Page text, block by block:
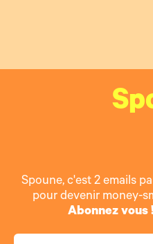
Spoune, c'est 2 emails
pour devenir money-
Abonnez vous
À